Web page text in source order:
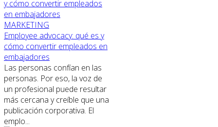
MARKETING
Employee advocacy: qué es y
cómo convertir empleados en
embajadores
Las personas confían en las
personas. Por eso, la voz de
un profesional puede resultar
más cercana y creíble que una
publicación corporativa. El
emplo...